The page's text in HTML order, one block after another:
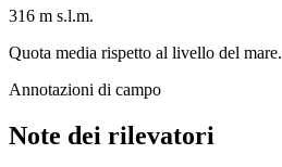
316 m s.l.m.
Quota media rispetto al livello del mare.
Annotazioni di campo
Note dei rilevatori